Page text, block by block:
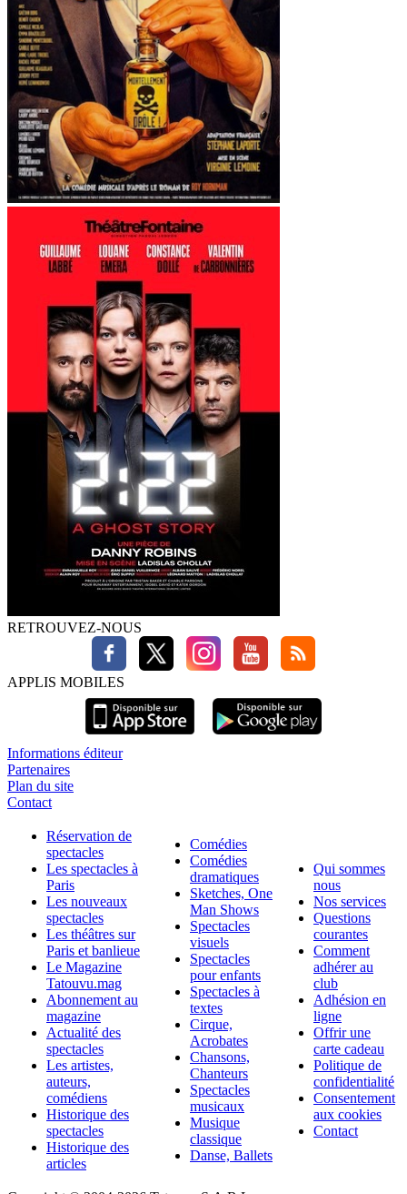
RETROUVEZ-NOUS
APPLIS MOBILES
Informations éditeur
Partenaires
Plan du site
Contact
Réservation de
spectacles
Les spectacles à
Paris
Les nouveaux
spectacles
Les théâtres sur
Paris et banlieue
Le Magazine
Tatouvu.mag
Abonnement au
magazine
Actualité des
spectacles
Les artistes,
auteurs,
comédiens
Historique des
spectacles
Historique des
articles
Comédies
Comédies
dramatiques
Sketches, One
Man Shows
Spectacles
visuels
Spectacles
pour enfants
Spectacles à
textes
Cirque,
Acrobates
Chansons,
Chanteurs
Spectacles
musicaux
Musique
classique
Danse, Ballets
Qui sommes
nous
Nos services
Questions
courantes
Comment
adhérer au
club
Adhésion en
ligne
Offrir une
carte cadeau
Politique de
confidentialité
Consentement
aux cookies
Contact